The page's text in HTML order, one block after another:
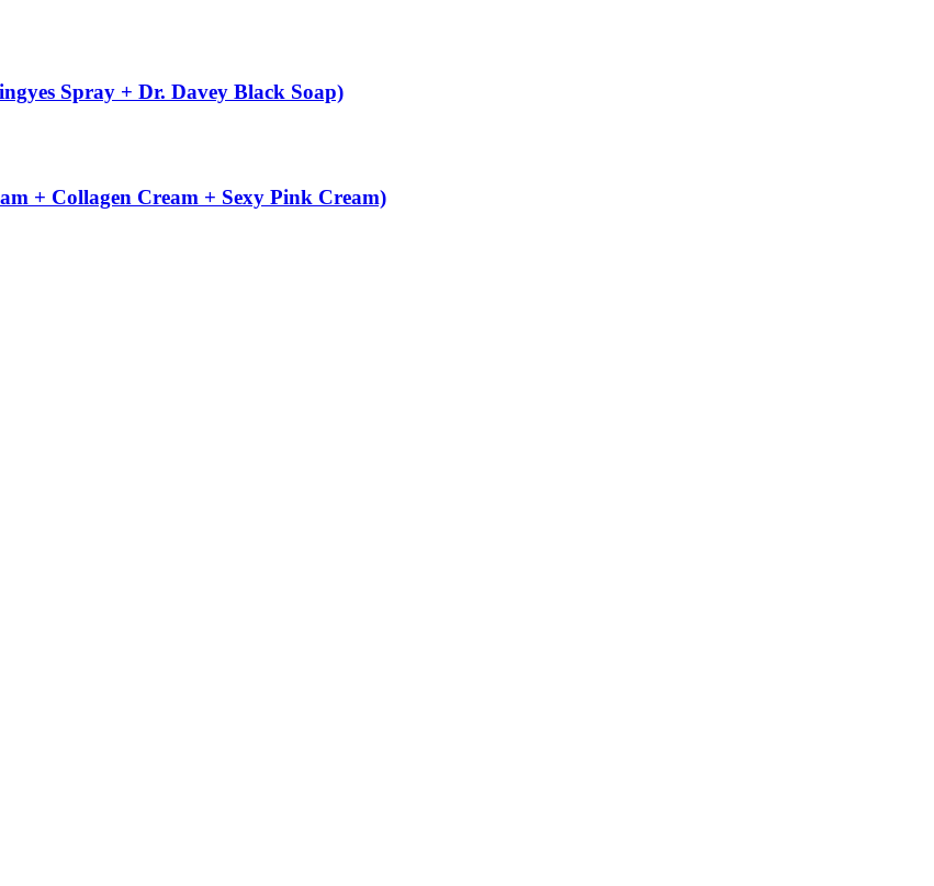
Spray + Dr. Davey Black Soap)
+ Collagen Cream + Sexy Pink Cream)